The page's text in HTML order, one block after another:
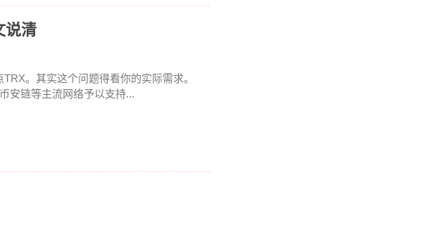
说清
。其实这个问题得看你的实际需求。
安链等主流网络予以支持...